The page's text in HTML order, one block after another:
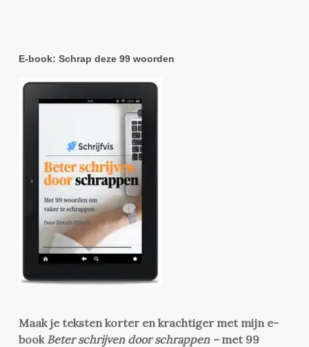
E-book: Schrap deze 99 woorden
Maak je teksten korter en krachtiger met mijn e-
book Beter schrijven door schrappen –met 99